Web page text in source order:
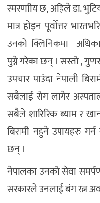
स्मरणाीय छ, अहिले डा.
मात्र होइन पूर्वोत्तर
उनको क्लिनिकमा
पुग्ने गरेका छन् । सस्तो ,
उपचार पाउंदा नेपाली
सबैलाई रोग लागेर
सबैले शारिरिक ब्याम र
बिरामी नहुने उपायहरु
छन् ।
नेपालका उनको सेवा
सरकारले उनलाई बंग रत्न